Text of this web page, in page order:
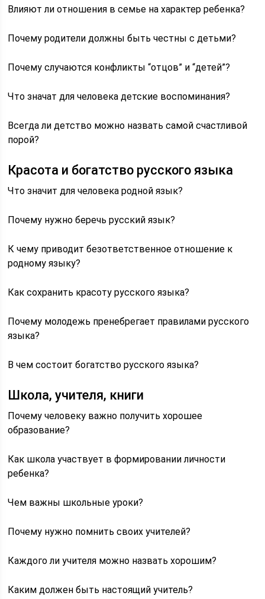
Влияют ли отношения в семье на характер ребенка?
Почему родители должны быть честны с детьми?
Почему случаются конфликты “отцов” и “детей”?
Что значат для человека детские воспоминания?
Всегда ли детство можно назвать самой счастливой
порой?
Красота и богатство русского языка
Что значит для человека родной язык?
Почему нужно беречь русский язык?
К чему приводит безответственное отношение к
родному языку?
Как сохранить красоту русского языка?
Почему молодежь пренебрегает правилами русского
языка?
В чем состоит богатство русского языка?
Школа, учителя, книги
Почему человеку важно получить хорошее
образование?
Как школа участвует в формировании личности
ребенка?
Чем важны школьные уроки?
Почему нужно помнить своих учителей?
Каждого ли учителя можно назвать хорошим?
Каким должен быть настоящий учитель?